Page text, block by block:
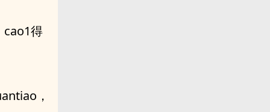
cao1得
，